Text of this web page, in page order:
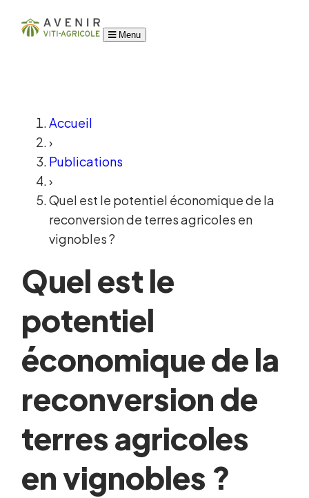
Menu
Accueil
›
Publications
›
Quel est le potentiel économique de la
reconversion de terres agricoles en
vignobles ?
Quel est le
potentiel
économique de la
reconversion de
terres agricoles
en vignobles ?